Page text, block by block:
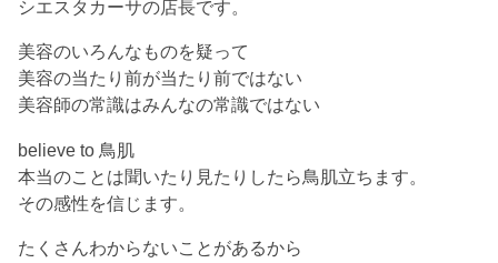
シエスタカーサの店長です。
美容のいろんなものを疑って
美容の当たり前が当たり前ではない
美容師の常識はみんなの常識ではない
believe to 鳥肌
本当のことは聞いたり見たりしたら鳥肌立ちます。
その感性を信じます。
たくさんわからないことがあるから